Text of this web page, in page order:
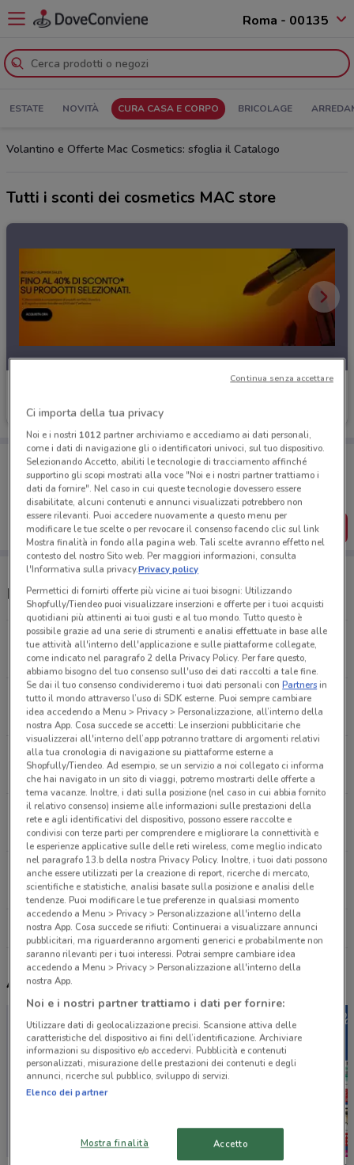
Roma - 00135
ESTATE NOVITÀ CURA CASA E CORPO BRICOLAGE
Volantino e Offerte Mac Cosmetics: sfoglia il Catalogo
Tutti i sconti dei cosmetics MAC store
Scade il 01/09
Porta DoveConviene sempre con te!
Puoi trovare le migliori offerte dei negozi vicino a te,
salvarle e creare la tua lista del risparmio, comodamente
dal tuo cellulare.
SCARICA L’APP
MAC Cosmetics store
via Cola di Rienzo 173 Roma
2.9 km
Negozio COIN, via Cola di Rienzo 173 Roma
2.9 km
Via Del Corso 485 Roma
3.4 km
Via del Babuino 124 Roma
3.6 km
Via Giolitti 10 Roma
5.4 km
Tutti i negozi Mac Cosmetics
Altri volantini nelle vicinanze
Ci importa della tua privacy
Noi e i nostri 1012partner archiviamo e accediamo ai dati personali,
come i dati di navigazione gli o identificatori univoci, sul tuo dispositivo.
Selezionando Accetto, abiliti le tecnologie di tracciamento affinché
supportino gli scopi mostrati alla voce "Noi e i nostri partner trattiamo i
dati da fornire". Nel caso in cui queste tecnologie dovessero essere
disabilitate, alcuni contenuti e annunci visualizzati potrebbero non
essere rilevanti. Puoi accedere nuovamente a questo menu per
modificare le tue scelte o per revocare il consenso facendo clic sul link
Mostra finalità in fondo alla pagina web. Tali scelte avranno effetto nel
contesto del nostro Sito web. Per maggiori informazioni, consulta
l'Informativa sulla privacy.Privacy policy
Permettici di fornirti offerte più vicine ai tuoi bisogni: Utilizzando
Shopfully/Tiendeo puoi visualizzare inserzioni e offerte per i tuoi acquisti
quotidiani più attinenti ai tuoi gusti e al tuo mondo. Tutto questo è
possibile grazie ad una serie di strumenti e analisi effettuate in base alle
tue attività all'interno dell'applicazione e sulle piattaforme collegate,
come indicato nel paragrafo 2 della Privacy Policy. Per fare questo,
abbiamo bisogno del tuo consenso sull'uso dei dati raccolti a tale fine.
Se dai il tuo consenso condivideremo i tuoi dati personali conPartnersin
tutto il mondo attraverso l’uso di SDK esterne. Puoi sempre cambiare
idea accedendo a Menu > Privacy > Personalizzazione, all’interno della
nostra App. Cosa succede se accetti: Le inserzioni pubblicitarie che
visualizzerai all'interno dell’app potranno trattare di argomenti relativi
alla tua cronologia di navigazione su piattaforme esterne a
Shopfully/Tiendeo. Ad esempio, se un servizio a noi collegato ci informa
che hai navigato in un sito di viaggi, potremo mostrarti delle offerte a
tema vacanze. Inoltre, i dati sulla posizione (nel caso in cui abbia fornito
il relativo consenso) insieme alle informazioni sulle prestazioni della
rete e agli identificativi del dispositivo, possono essere raccolte e
condivisi con terze parti per comprendere e migliorare la connettività e
le esperienze applicative sulle delle reti wireless, come meglio indicato
nel paragrafo 13.b della nostra Privacy Policy. Inoltre, i tuoi dati possono
anche essere utilizzati per la creazione di report, ricerche di mercato,
scientifiche e statistiche, analisi basate sulla posizione e analisi delle
tendenze. Puoi modificare le tue preferenze in qualsiasi momento
accedendo a Menu > Privacy > Personalizzazione all'interno della
nostra App. Cosa succede se rifiuti: Continuerai a visualizzare annunci
pubblicitari, ma riguarderanno argomenti generici e probabilmente non
saranno rilevanti per i tuoi interessi. Potrai sempre cambiare idea
accedendo a Menu > Privacy > Personalizzazione all'interno della
nostra App.
Noi e i nostri partner trattiamo i dati per fornire:
Utilizzare dati di geolocalizzazione precisi. Scansione attiva delle
caratteristiche del dispositivo ai fini dell’identificazione. Archiviare
informazioni su dispositivo e/o accedervi. Pubblicità e contenuti
personalizzati, misurazione delle prestazioni dei contenuti e degli
annunci, ricerche sul pubblico, sviluppo di servizi.
Elenco dei partner
Mostra finalità Accetto
Continua senza accettare